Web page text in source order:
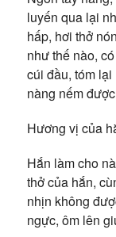
luyến qua lại
hấp, hơi thở
như thế nào,
cúi đầu, tóm
nàng nếm
Hương vị của
Hắn làm cho
thở của hắn,
nhịn không
ngực, ôm lên